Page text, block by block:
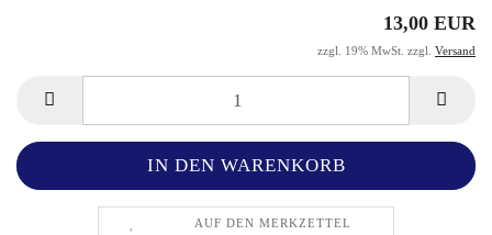
13,00 EUR
zzgl. 19% MwSt. zzgl. Versand
AUF DEN MERKZETTEL